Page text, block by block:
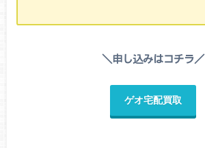
＼申し込みはコチラ／
ゲオ宅配買取